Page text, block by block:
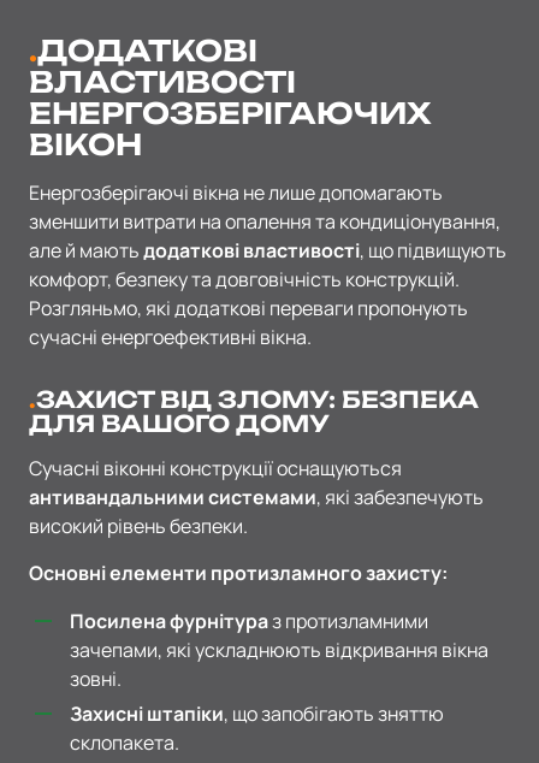
ДОДАТКОВІ
ВЛАСТИВОСТІ
ЕНЕРГОЗБЕРІГАЮЧИХ
ВІКОН
Енергозберігаючі вікна не лише допомагають
зменшити витрати на опалення та кондиціонування,
але й маютьдодаткові властивості, що підвищують
комфорт, безпеку та довговічність конструкцій.
Розгляньмо, які додаткові переваги пропонують
сучасні енергоефективні вікна.
ЗАХИСТ ВІД ЗЛОМУ: БЕЗПЕКА
ДЛЯ ВАШОГО ДОМУ
Сучасні віконні конструкції оснащуються
антивандальними системами, які забезпечують
високий рівень безпеки.
Основні елементи протизламного захисту:
Посилена фурнітураз протизламними
зачепами, які ускладнюють відкривання вікна
зовні.
Захисні штапіки, що запобігають зняттю
склопакета.